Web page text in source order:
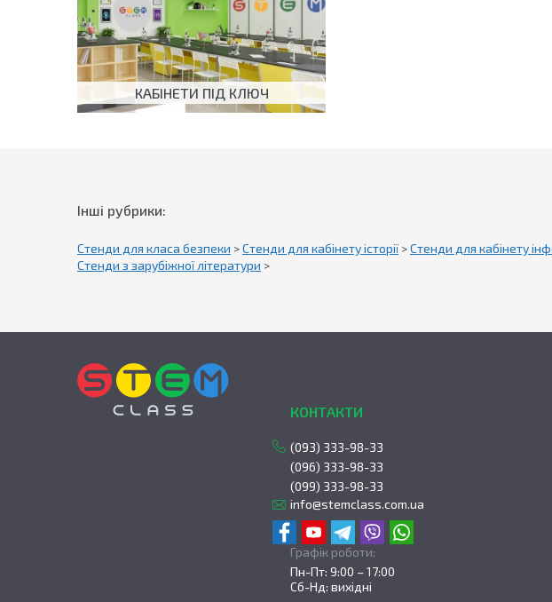
КАБІНЕТИ ПІД КЛЮЧ
Інші рубрики:
Стенди для класа безпеки >Стенди для кабінету історії >Стенди для кабінету
Стенди з зарубіжної літератури >
КОНТАКТИ
(093) 333-98-33
(096) 333-98-33
(099) 333-98-33
info@stemclass.com.ua
Графік роботи:
Пн-Пт: 9:00 – 17:00
Сб-Нд: вихідні